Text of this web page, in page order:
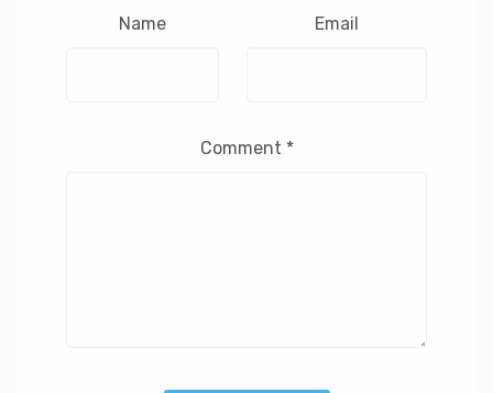
Name Email
Comment *